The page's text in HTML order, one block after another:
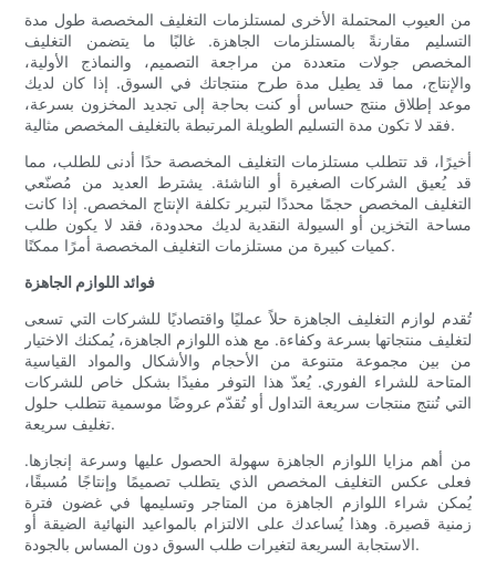
من العيوب المحتملة الأخرى لمستلزمات التغليف المخصصة طول مدة
التسليم مقارنةً بالمستلزمات الجاهزة. غالبًا ما يتضمن التغليف
المخصص جولات متعددة من مراجعة التصميم، والنماذج الأولية،
والإنتاج، مما قد يطيل مدة طرح منتجاتك في السوق. إذا كان لديك
موعد إطلاق منتج حساس أو كنت بحاجة إلى تجديد المخزون بسرعة،
فقد لا تكون مدة التسليم الطويلة المرتبطة بالتغليف المخصص مثالية.
أخيرًا، قد تتطلب مستلزمات التغليف المخصصة حدًا أدنى للطلب، مما
قد يُعيق الشركات الصغيرة أو الناشئة. يشترط العديد من مُصنّعي
التغليف المخصص حجمًا محددًا لتبرير تكلفة الإنتاج المخصص. إذا كانت
مساحة التخزين أو السيولة النقدية لديك محدودة، فقد لا يكون طلب
كميات كبيرة من مستلزمات التغليف المخصصة أمرًا ممكنًا.
فوائد اللوازم الجاهزة
تُقدم لوازم التغليف الجاهزة حلاً عمليًا واقتصاديًا للشركات التي تسعى
لتغليف منتجاتها بسرعة وكفاءة. مع هذه اللوازم الجاهزة، يُمكنك الاختيار
من بين مجموعة متنوعة من الأحجام والأشكال والمواد القياسية
المتاحة للشراء الفوري. يُعدّ هذا التوفر مفيدًا بشكل خاص للشركات
التي تُنتج منتجات سريعة التداول أو تُقدّم عروضًا موسمية تتطلب حلول
تغليف سريعة.
من أهم مزايا اللوازم الجاهزة سهولة الحصول عليها وسرعة إنجازها.
فعلى عكس التغليف المخصص الذي يتطلب تصميمًا وإنتاجًا مُسبقًا،
يُمكن شراء اللوازم الجاهزة من المتاجر وتسليمها في غضون فترة
زمنية قصيرة. وهذا يُساعدك على الالتزام بالمواعيد النهائية الضيقة أو
الاستجابة السريعة لتغيرات طلب السوق دون المساس بالجودة.